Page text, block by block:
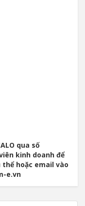
qua số
kinh doanh để
hoặc email vào
e.vn